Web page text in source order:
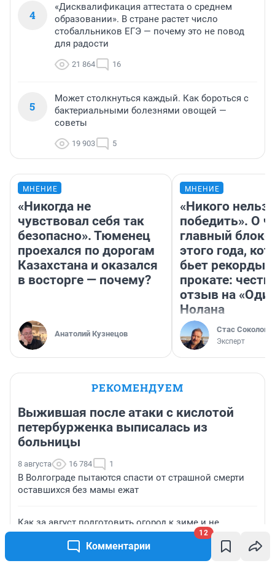
Комментарии
12
4
«Дисквалификация аттестата о среднем
образовании». В стране растет число
стобалльников ЕГЭ — почему это не повод
для радости
21 864 16
5
Может столкнуться каждый. Как бороться с
бактериальными болезнями овощей —
советы
19 903 5
МНЕНИЕ
«Никогда не
чувствовал себя так
безопасно». Тюменец
проехался по дорогам
Казахстана и оказался
в восторге — почему?
Анатолий Кузнецов
МНЕНИЕ
«Никого нельзя
победить». О
главный
этого года,
бьет рекорды в
прокате:
отзыв на
Нолана
Стас Соколов
Эксперт
РЕКОМЕНДУЕМ
Выжившая после атаки с кислотой
петербурженка выписалась из
больницы
8 августа 16 784 1
В Волгограде пытаются спасти от страшной смерти
оставшихся без мамы ежат
Как за август подготовить огород к зиме и не
потерять урожай — советы агронома